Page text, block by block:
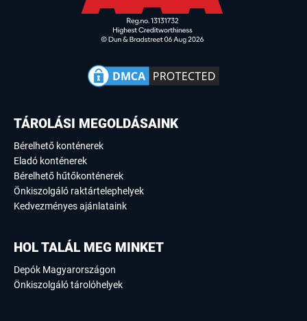
TÁROLÁSI MEGOLDÁSAINK
Bérelhető konténerek
Eladó konténerek
Bérelhető hűtőkonténerek
Önkiszolgáló raktártelephelyek
Kedvezményes ajánlataink
HOL TALÁL MEG MINKET
Depók Magyarországon
Önkiszolgáló tárolóhelyek